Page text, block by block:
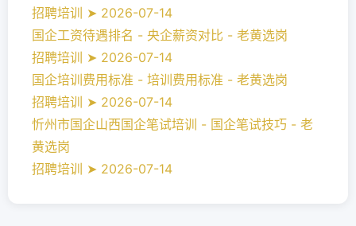
招聘培训 ➤ 2026-07-14
国企工资待遇排名 - 央企薪资对比 - 老黄选岗
招聘培训 ➤ 2026-07-14
国企培训费用标准 - 培训费用标准 - 老黄选岗
招聘培训 ➤ 2026-07-14
忻州市国企山西国企笔试培训 - 国企笔试技巧 - 老
黄选岗
招聘培训 ➤ 2026-07-14